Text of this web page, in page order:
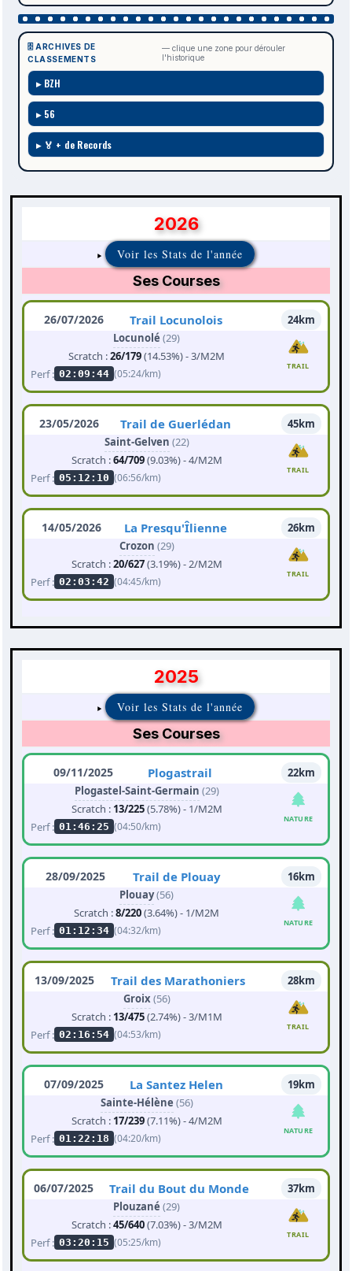
🗄️ ARCHIVES DE
CLASSEMENTS
— clique une zone pour dérouler
l'historique
BZH
56
🏅 + de Records
2026
Voir les Stats de l'année
Ses Courses
26/07/2026 Trail Locunolois
24km
Locunolé (29)
Scratch :26/179(14.53%) - 3/M2M
Perf : 02:09:44 (05:24/km)
TRAIL
23/05/2026 Trail de Guerlédan
45km
Saint-Gelven (22)
Scratch :64/709(9.03%) - 4/M2M
Perf : 05:12:10 (06:56/km)
TRAIL
14/05/2026 La Presqu'Îlienne
26km
Crozon (29)
Scratch :20/627(3.19%) - 2/M2M
Perf : 02:03:42 (04:45/km)
TRAIL
2025
Voir les Stats de l'année
Ses Courses
09/11/2025 Plogastrail
22km
Plogastel-Saint-Germain (29)
Scratch : 13/225(5.78%) - 1/M2M
Perf : 01:46:25 (04:50/km)
NATURE
28/09/2025 Trail de Plouay
16km
Plouay(56)
Scratch :8/220(3.64%) - 1/M2M
Perf : 01:12:34 (04:32/km)
NATURE
13/09/2025 Trail des Marathoniers
28km
Groix(56)
Scratch : 13/475(2.74%) - 3/M1M
Perf : 02:16:54 (04:53/km)
TRAIL
07/09/2025 La Santez Helen
19km
Sainte-Hélène (56)
Scratch : 17/239(7.11%) - 4/M2M
Perf : 01:22:18 (04:20/km)
NATURE
06/07/2025 Trail du Bout du Monde
37km
Plouzané (29)
Scratch :45/640(7.03%) - 3/M2M
Perf : 03:20:15 (05:25/km)
TRAIL